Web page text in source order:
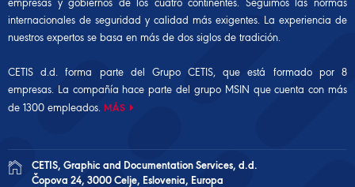
empresas y gobiernos de los cuatro continentes. Seguimos las normas
internacionales de seguridad y calidad más exigentes. La experiencia de
nuestros expertos se basa en más de dos siglos de tradición.
CETIS d.d. forma parte del Grupo CETIS, que está formado por 8
empresas. La compañía hace parte del grupo MSIN que cuenta con más
de 1300 empleados. MÁS
CETIS, Graphic and Documentation Services, d.d.
Čopova 24, 3000 Celje, Eslovenia, Europa